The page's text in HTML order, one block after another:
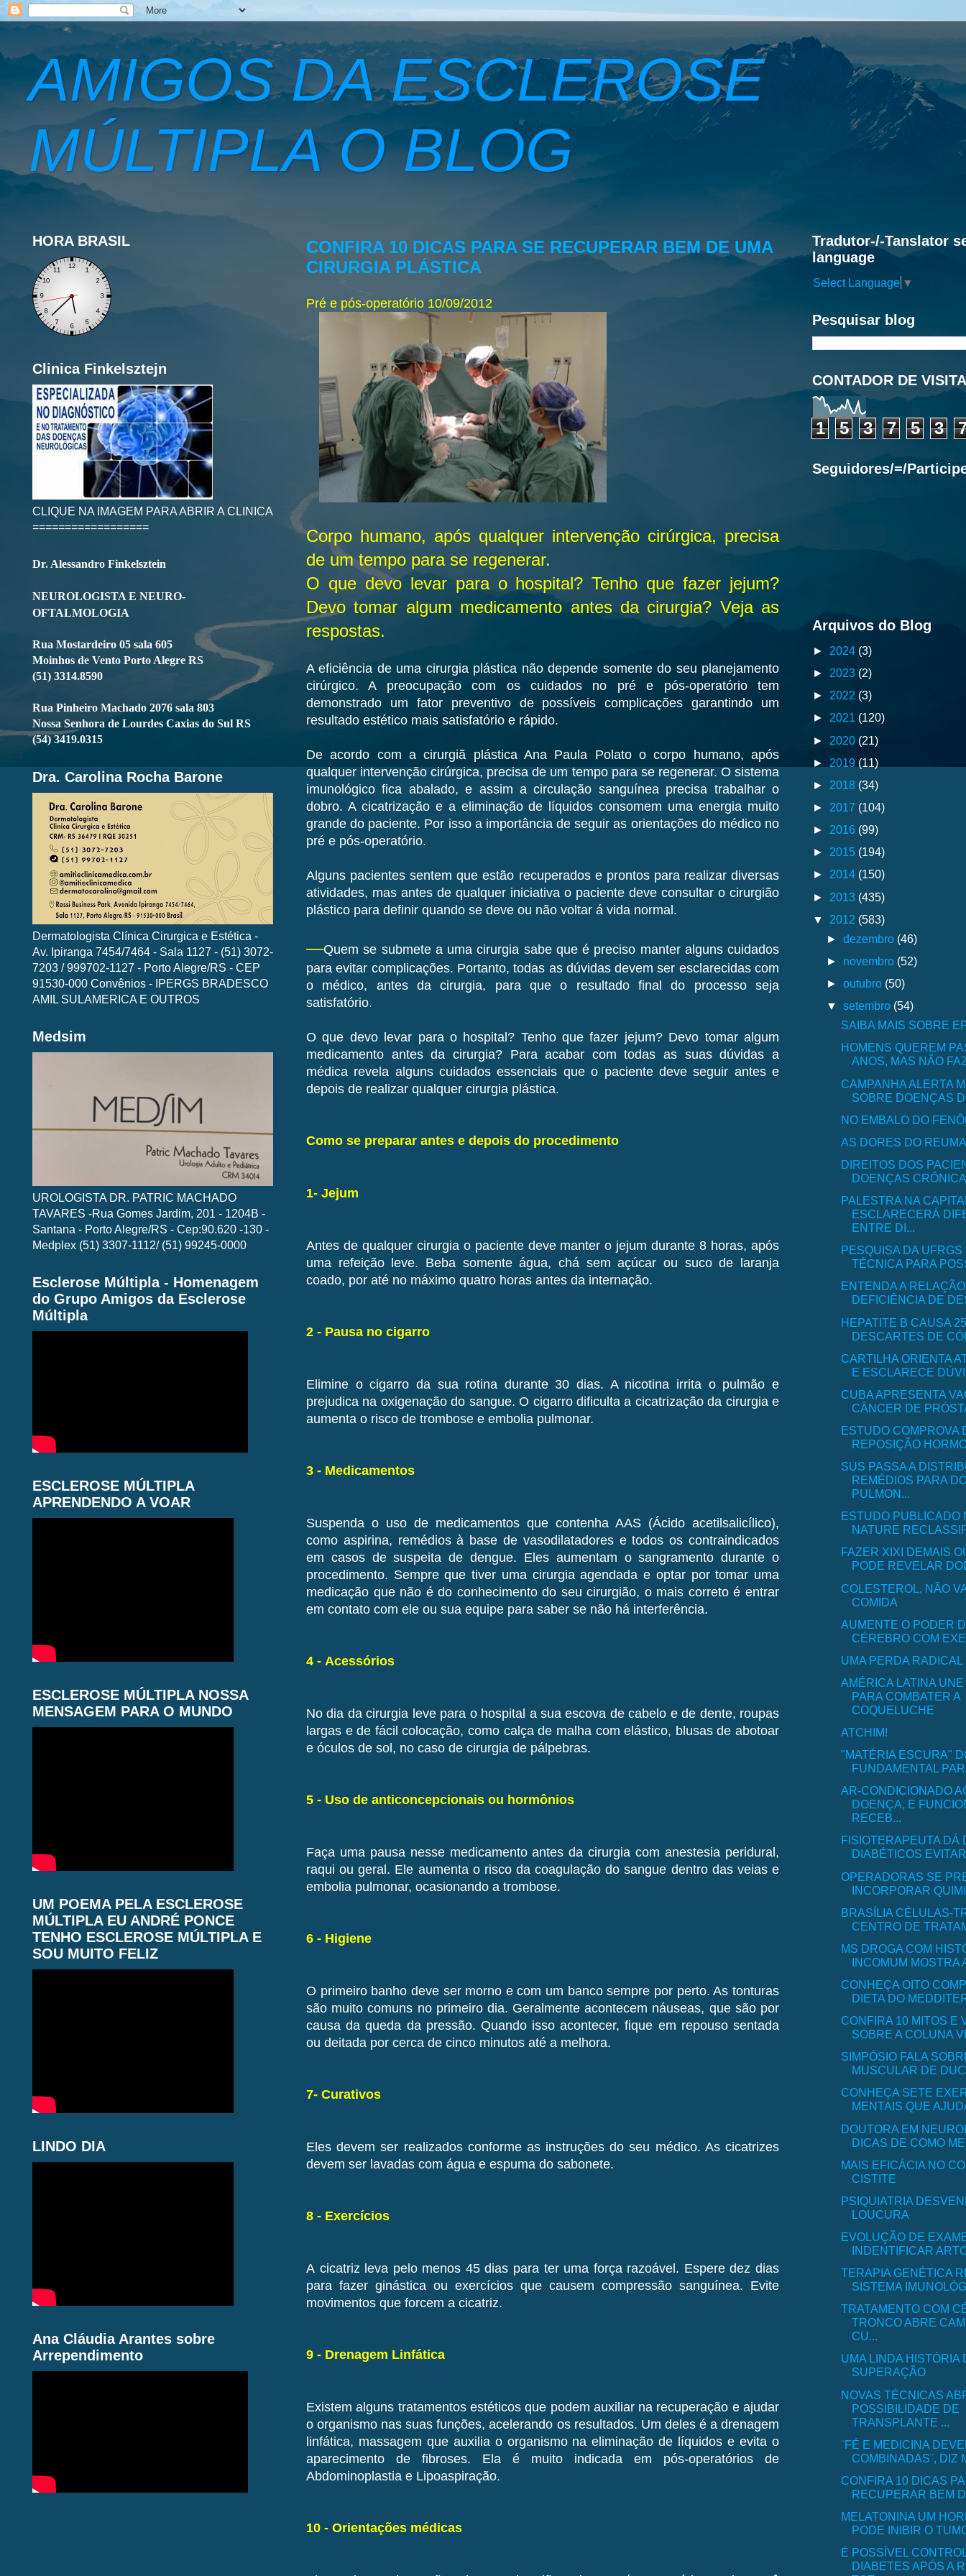
AMIGOS DA ESCLEROSE
MÚLTIPLA O BLOG
CONFIRA 10 DICAS PARA SE RECUPERAR BEM DE UMA
CIRURGIA PLÁSTICA
Pré e pós-operatório 10/09/2012
Corpo humano, após qualquer intervenção cirúrgica, precisa
de um tempo para se regenerar.
O que devo levar para o hospital? Tenho que fazer jejum?
Devo tomar algum medicamento antes da cirurgia? Veja as
respostas.
A eficiência de uma cirurgia plástica não depende somente do seu planejamento
cirúrgico. A preocupação com os cuidados no pré e pós-operatório tem
demonstrado um fator preventivo de possíveis complicações garantindo um
resultado estético mais satisfatório e rápido.
De acordo com a cirurgiã plástica Ana Paula Polato o corpo humano, após
qualquer intervenção cirúrgica, precisa de um tempo para se regenerar. O sistema
imunológico fica abalado, e assim a circulação sanguínea precisa trabalhar o
dobro. A cicatrização e a eliminação de líquidos consomem uma energia muito
grande do paciente. Por isso a importância de seguir as orientações do médico no
pré e pós-operatório.
Alguns pacientes sentem que estão recuperados e prontos para realizar diversas
atividades, mas antes de qualquer iniciativa o paciente deve consultar o cirurgião
plástico para definir quando se deve ou não voltar á vida normal.
—Quem se submete a uma cirurgia sabe que é preciso manter alguns cuidados
para evitar complicações. Portanto, todas as dúvidas devem ser esclarecidas com
o médico, antes da cirurgia, para que o resultado final do processo seja
satisfatório.
O que devo levar para o hospital? Tenho que fazer jejum? Devo tomar algum
medicamento antes da cirurgia? Para acabar com todas as suas dúvidas a
médica revela alguns cuidados essenciais que o paciente deve seguir antes e
depois de realizar qualquer cirurgia plástica.
Como se preparar antes e depois do procedimento
1- Jejum
Antes de qualquer cirurgia o paciente deve manter o jejum durante 8 horas, após
uma refeição leve. Beba somente água, chá sem açúcar ou suco de laranja
coado, por até no máximo quatro horas antes da internação.
2 - Pausa no cigarro
Elimine o cigarro da sua rotina durante 30 dias. A nicotina irrita o pulmão e
prejudica na oxigenação do sangue. O cigarro dificulta a cicatrização da cirurgia e
aumenta o risco de trombose e embolia pulmonar.
3 - Medicamentos
Suspenda o uso de medicamentos que contenha AAS (Ácido acetilsalicílico),
como aspirina, remédios à base de vasodilatadores e todos os contraindicados
em casos de suspeita de dengue. Eles aumentam o sangramento durante o
procedimento. Sempre que tiver uma cirurgia agendada e optar por tomar uma
medicação que não é do conhecimento do seu cirurgião, o mais correto é entrar
em contato com ele ou sua equipe para saber se não há interferência.
4 - Acessórios
No dia da cirurgia leve para o hospital a sua escova de cabelo e de dente, roupas
largas e de fácil colocação, como calça de malha com elástico, blusas de abotoar
e óculos de sol, no caso de cirurgia de pálpebras.
5 - Uso de anticoncepcionais ou hormônios
Faça uma pausa nesse medicamento antes da cirurgia com anestesia peridural,
raqui ou geral. Ele aumenta o risco da coagulação do sangue dentro das veias e
embolia pulmonar, ocasionando a trombose.
6 - Higiene
O primeiro banho deve ser morno e com um banco sempre por perto. As tonturas
são muito comuns no primeiro dia. Geralmente acontecem náuseas, que são por
causa da queda da pressão. Quando isso acontecer, fique em repouso sentada
ou deitada por cerca de cinco minutos até a melhora.
7- Curativos
Eles devem ser realizados conforme as instruções do seu médico. As cicatrizes
devem ser lavadas com água e espuma do sabonete.
8 - Exercícios
A cicatriz leva pelo menos 45 dias para ter uma força razoável. Espere dez dias
para fazer ginástica ou exercícios que causem compressão sanguínea. Evite
movimentos que forcem a cicatriz.
9 - Drenagem Linfática
Existem alguns tratamentos estéticos que podem auxiliar na recuperação e ajudar
o organismo nas suas funções, acelerando os resultados. Um deles é a drenagem
linfática, massagem que auxilia o organismo na eliminação de líquidos e evita o
aparecimento de fibroses. Ela é muito indicada em pós-operatórios de
Abdominoplastia e Lipoaspiração.
10 - Orientações médicas
HORA BRASIL
Clinica Finkelsztejn
CLIQUE NA IMAGEM PARA ABRIR A CLINICA
==================
Dr. Alessandro Finkelsztein
NEUROLOGISTA E NEURO-
OFTALMOLOGIA
Rua Mostardeiro 05 sala 605
Moinhos de Vento Porto Alegre RS
(51) 3314.8590
Rua Pinheiro Machado 2076 sala 803
Nossa Senhora de Lourdes Caxias do Sul RS
(54) 3419.0315
Dra. Carolina Rocha Barone
Dermatologista Clínica Cirurgica e Estética -
Av. Ipiranga 7454/7464 - Sala 1127 - (51) 3072-
7203 / 999702-1127 - Porto Alegre/RS - CEP
91530-000 Convênios - IPERGS BRADESCO
AMIL SULAMERICA E OUTROS
Medsim
UROLOGISTA DR. PATRIC MACHADO
TAVARES -Rua Gomes Jardim, 201 - 1204B -
Santana - Porto Alegre/RS - Cep:90.620 -130 -
Medplex (51) 3307-1112/ (51) 99245-0000
Esclerose Múltipla - Homenagem
do Grupo Amigos da Esclerose
Múltipla
ESCLEROSE MÚLTIPLA
APRENDENDO A VOAR
ESCLEROSE MÚLTIPLA NOSSA
MENSAGEM PARA O MUNDO
UM POEMA PELA ESCLEROSE
MÚLTIPLA EU ANDRÉ PONCE
TENHO ESCLEROSE MÚLTIPLA E
SOU MUITO FELIZ
LINDO DIA
Ana Cláudia Arantes sobre
Arrependimento
Tradutor-/-Tanslator
language
Select Language ▼
Pesquisar blog
CONTADOR DE
1 5 3 7 5 3
Seguidores/=/
Arquivos do Blog
► 2024 (3)
► 2023 (2)
► 2022 (3)
► 2021 (120)
► 2020 (21)
► 2019 (11)
► 2018 (34)
► 2017 (104)
► 2016 (99)
► 2015 (194)
► 2014 (150)
► 2013 (435)
▼ 2012 (583)
►dezembro (46)
► novembro (52)
►outubro (50)
▼setembro (54)
SAIBA MAIS SOBRE
HOMENS QUEREM
ANOS, MAS NÃO
CAMPANHA ALERTA
SOBRE DOENÇAS
NO EMBALO DO
AS DORES DO
DIREITOS DOS
DOENÇAS
PALESTRA NA
ESCLARECERÁ
ENTRE DI...
PESQUISA DA
TÉCNICA PARA
ENTENDA A
DEFICIÊNCIA DE
HEPATITE B CAUSA
DESCARTES DE
CARTILHA ORIENTA
E ESCLARECE
CUBA APRESENTA
CÂNCER DE
ESTUDO COMPROVA
REPOSIÇÃO
SUS PASSA A
REMÉDIOS PARA
PULMON...
ESTUDO PUBLICADO
NATURE
FAZER XIXI DEMAIS
PODE REVELAR
COLESTEROL, NÃO
COMIDA
AUMENTE O PODER
CÉREBRO COM
UMA PERDA RADICAL
AMÉRICA LATINA
PARA COMBATER A
COQUELUCHE
ATCHIM!
"MATÉRIA ESCURA"
FUNDAMENTAL
AR-CONDICIONADO
DOENÇA, E
RECEB...
FISIOTERAPEUTA DÁ
DIABÉTICOS
OPERADORAS SE
INCORPORAR
BRASÍLIA CÉLULAS-
CENTRO DE
MS DROGA COM
INCOMUM MOSTRA
CONHEÇA OITO
DIETA DO
CONFIRA 10 MITOS E
SOBRE A COLUNA
SIMPÓSIO FALA
MUSCULAR DE
CONHEÇA SETE
MENTAIS QUE
DOUTORA EM
DICAS DE COMO
MAIS EFICÁCIA NO
CISTITE
PSIQUIATRIA
LOUCURA
EVOLUÇÃO DE
INDENTIFICAR
TERAPIA GENÉTICA
SISTEMA
TRATAMENTO COM
TRONCO ABRE
CU...
UMA LINDA HISTÓRIA
SUPERAÇÃO
NOVAS TÉCNICAS
POSSIBILIDADE DE
TRANSPLANTE ...
¨FÉ E MEDICINA
COMBINADAS¨, DIZ
CONFIRA 10 DICAS
RECUPERAR BEM
MELATONINA UM
PODE INIBIR O
É POSSÍVEL
DIABETES APÓS A